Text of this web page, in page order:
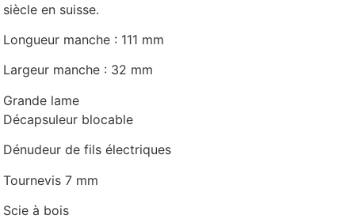
siècle en suisse.
Longueur manche : 111 mm
Largeur manche : 32 mm
Grande lame
Décapsuleur blocable
Dénudeur de fils électriques
Tournevis 7 mm
Scie à bois